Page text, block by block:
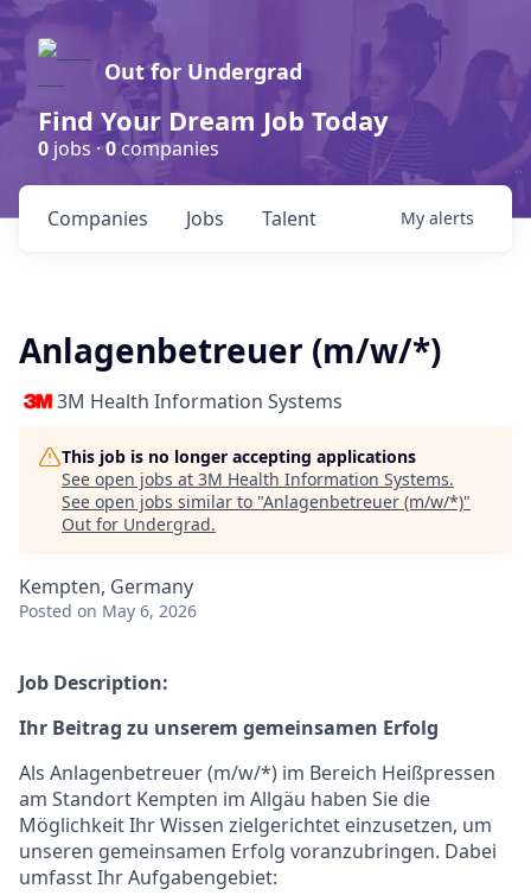
Out for Undergrad
Find Your Dream Job Today
0 jobs ·0companies
Jobs
Companies Talent My alerts
Anlagenbetreuer (m/w/*)
3M Health Information Systems
This job is no longer accepting applications
See open jobs at 3M Health Information Systems.
See open jobs similar to "Anlagenbetreuer (m/w/*)"
Out for Undergrad.
Kempten, Germany
Posted on May 6, 2026
Job Description:
Ihr Beitrag zu unserem gemeinsamen Erfolg
Als Anlagenbetreuer (m/w/*) im Bereich Heißpressen
am Standort Kempten im Allgäu haben Sie die
Möglichkeit Ihr Wissen zielgerichtet einzusetzen, um
unseren gemeinsamen Erfolg voranzubringen. Dabei
umfasst Ihr Aufgabengebiet: